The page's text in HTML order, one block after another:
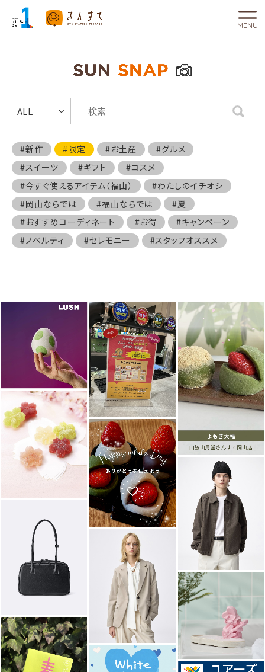
MENU
ALL 検索
#新作 #限定 #お土産
#グルメ
#スイーツ
#ギフト
#コスメ
#今すぐ使えるアイテム（福山）
#わたしのイチオシ
#岡山ならでは
#福山ならでは
#夏
#おすすめコーディネート
#お得
#キャンペーン
#ノベルティ
#セレモニー #スタッフオススメ